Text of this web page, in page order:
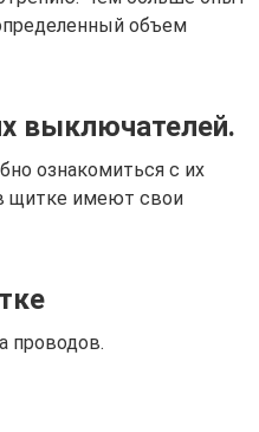
объем
выключателей.
ознакомиться с их
щитке имеют свои
проводов.